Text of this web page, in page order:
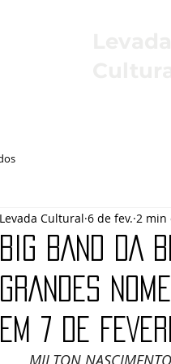
BIG BAND DA
GRANDES
EM 7 DE
Levada Cultural 6 de fev. 2 min
MILTON